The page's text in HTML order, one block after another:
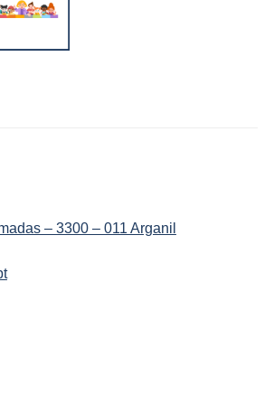
– 3300 – 011 Arganil